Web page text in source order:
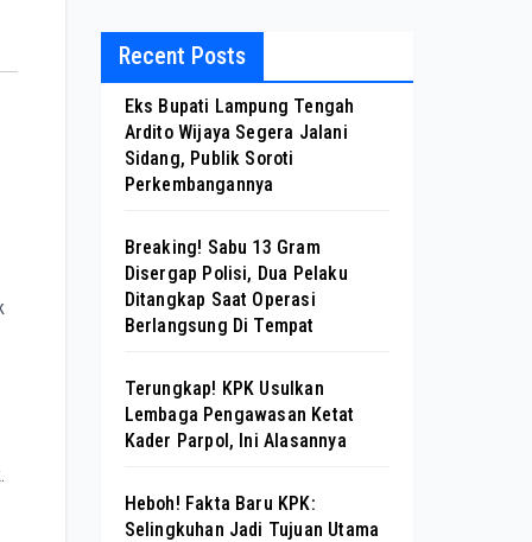
Recent Posts
Eks Bupati Lampung Tengah
Ardito Wijaya Segera Jalani
Sidang, Publik Soroti
Perkembangannya
Breaking! Sabu 13 Gram
Disergap Polisi, Dua Pelaku
Ditangkap Saat Operasi
Berlangsung Di Tempat
Terungkap! KPK Usulkan
Lembaga Pengawasan Ketat
Kader Parpol, Ini Alasannya
Heboh! Fakta Baru KPK:
Selingkuhan Jadi Tujuan Utama